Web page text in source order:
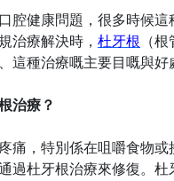
腔健康問題，很多時候
治療解決時， 杜牙根 （
這種治療嘅主要目嘅與
治療？
痛，特別係在咀嚼食物
過杜牙根治療來修復。